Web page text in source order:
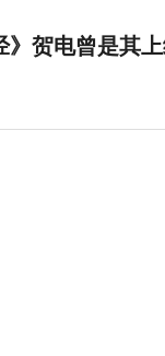
》贺电曾是其